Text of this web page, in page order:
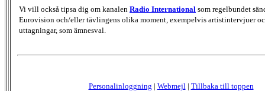
Vi vill också tipsa dig om kanalen Radio International som regelbundet
Eurovision och/eller tävlingens olika moment, exempelvis artistintervjuer
uttagningar, som ämnesval.
Personalinloggning | Webmejl | Tillbaka till toppen